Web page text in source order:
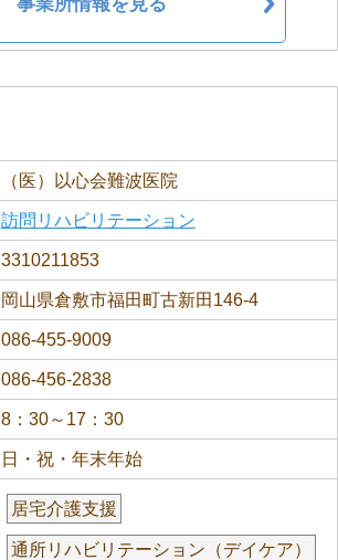
（医）以心会難波医院
訪問リハビリテーション
3310211853
岡山県倉敷市福田町古新田146-4
086-455-9009
086-456-2838
8：30～17：30
日・祝・年末年始
居宅介護支援
通所リハビリテーション（デイケア）